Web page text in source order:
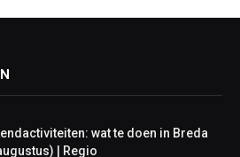
wat te doen in Breda
| Regio